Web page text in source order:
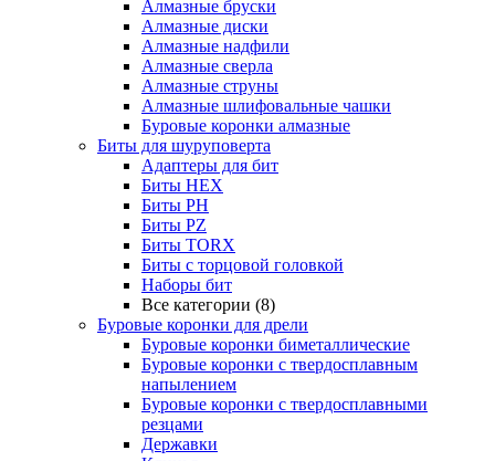
Алмазные бруски
Алмазные диски
Алмазные надфили
Алмазные сверла
Алмазные струны
Алмазные шлифовальные чашки
Буровые коронки алмазные
Биты для шуруповерта
Адаптеры для бит
Биты HEX
Биты PH
Биты PZ
Биты TORX
Биты с торцовой головкой
Наборы бит
Все категории (8)
Буровые коронки для дрели
Буровые коронки биметаллические
Буровые коронки с твердосплавным
напылением
Буровые коронки с твердосплавными
резцами
Державки